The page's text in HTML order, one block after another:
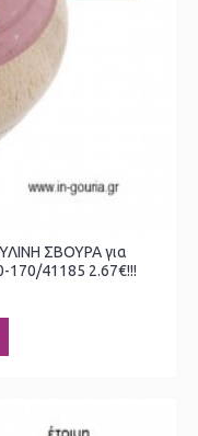
ΣΒΟΥΡΑ για
170/41185 2.67€!!!